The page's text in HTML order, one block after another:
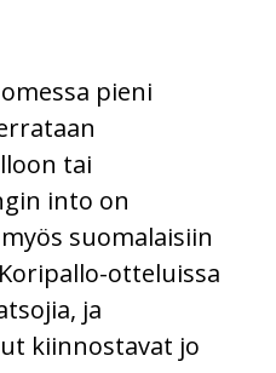
pieni
tai
into on
suomalaisiin
otteluissa
ja
kiinnostavat jo